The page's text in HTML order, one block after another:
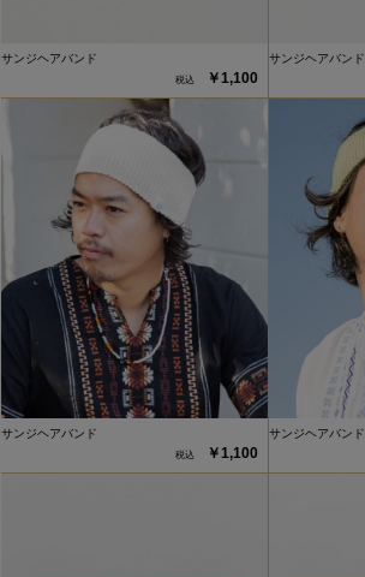
サンジヘアバンド
￥1,100
サンジヘアバンド
サンジヘアバンド
￥1,100
サンジヘアバンド